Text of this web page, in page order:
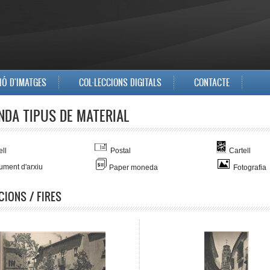
D'IMATGES COL·LECCIONS DIGITALS CONTACTE
TIPUS DE MATERIAL
Postal Cartell
d'arxiu
Paper moneda Fotografia
/ FIRES